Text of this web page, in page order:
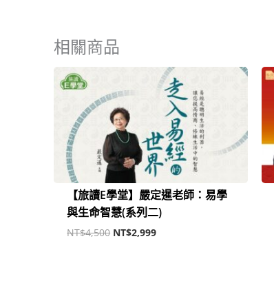
相關商品
【旅讀E學堂】嚴定暹老師：易學
與生命智慧(系列二)
NT$4,500
價
格：
NT$4,500。
NT$2,999
目
前
格：
NT$2,999。